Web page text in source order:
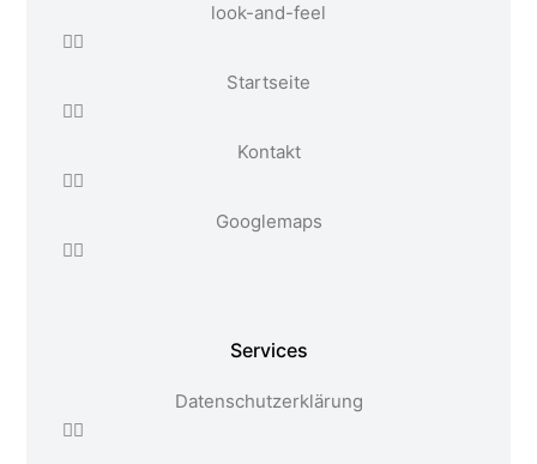
look-and-feel
Startseite
Kontakt
Google maps
Services
Datenschutzerklärung